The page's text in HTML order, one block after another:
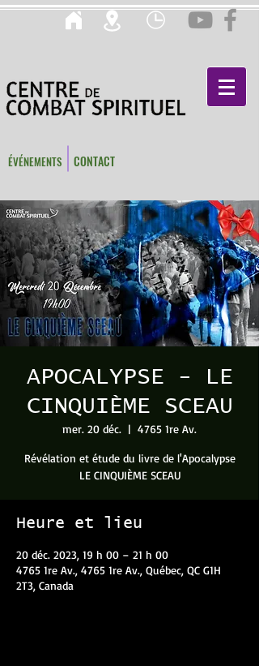
ÉVÉNEMENTS CONTACT
APOCALYPSE - LE
CINQUIÈME SCEAU
mer. 20 déc.
  |
4765 1re Av.
Révélation et étude du livre de l'Apocalypse
LE CINQUIÈME SCEAU
Heure et lieu
20 déc. 2023, 19 h 00 – 21 h 00
4765 1re Av., 4765 1re Av., Québec, QC G1H
2T3, Canada